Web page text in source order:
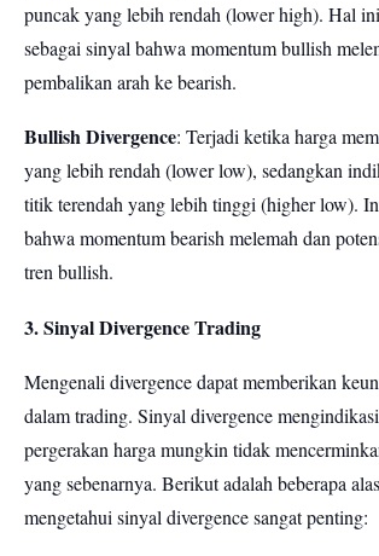
puncak yang lebih rendah (lower high). Hal
sebagai sinyal bahwa momentum bullish
pembalikan arah ke bearish.
Bullish Divergence: Terjadi ketika harga
yang lebih rendah (lower low), sedangkan
titik terendah yang lebih tinggi (higher low).
bahwa momentum bearish melemah dan
tren bullish.
3. Sinyal Divergence Trading
Mengenali divergence dapat memberikan
dalam trading. Sinyal divergence
pergerakan harga mungkin tidak
yang sebenarnya. Berikut adalah beberapa
mengetahui sinyal divergence sangat penting: